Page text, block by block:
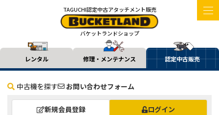
TAGUCHI認定中古アタッチメント販売
バケットランドショップ
レンタル 修理・メンテナンス 認定中古販売
中古機を探す お問い合わせフォーム
新規会員登録 ログイン